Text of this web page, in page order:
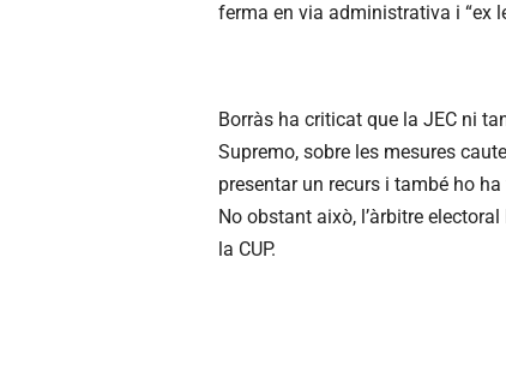
ferma en via administrativa i “ex
Borràs ha criticat que la JEC ni
Supremo, sobre les mesures
presentar un recurs i també ho
No obstant això, l’àrbitre
la CUP.